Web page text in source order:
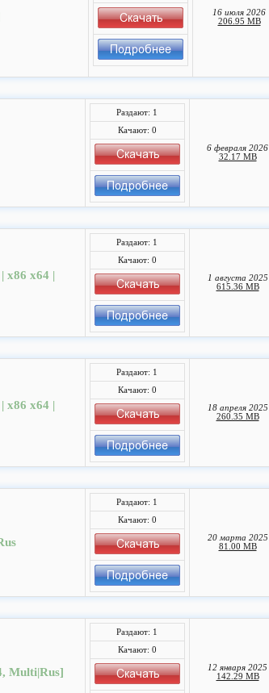
16 июля 2026
206.95 MB
Раздают: 1
Качают: 0
6 февраля 2026
32.17 MB
x86 x64 |
Раздают: 1
Качают: 0
1 августа 2025
615.36 MB
x86 x64 |
Раздают: 1
Качают: 0
18 апреля 2025
260.35 MB
Раздают: 1
Качают: 0
20 марта 2025
81.00 MB
Multi|Rus]
Раздают: 1
Качают: 0
12 января 2025
142.29 MB